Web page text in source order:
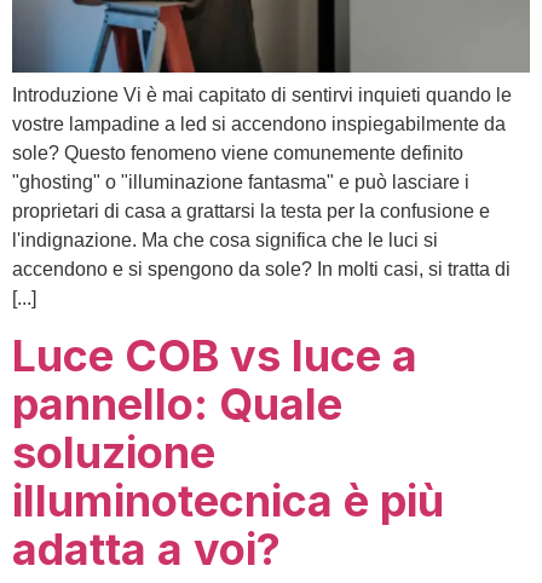
Introduzione Vi è mai capitato di sentirvi inquieti quando le
vostre lampadine a led si accendono inspiegabilmente da
sole? Questo fenomeno viene comunemente definito
"ghosting" o "illuminazione fantasma" e può lasciare i
proprietari di casa a grattarsi la testa per la confusione e
l'indignazione. Ma che cosa significa che le luci si
accendono e si spengono da sole? In molti casi, si tratta di
[...]
Luce COB vs luce a
pannello: Quale
soluzione
illuminotecnica è più
adatta a voi?